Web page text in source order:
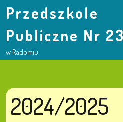
Przedszkole
Publiczne Nr 23
w Radomiu
2024/2025